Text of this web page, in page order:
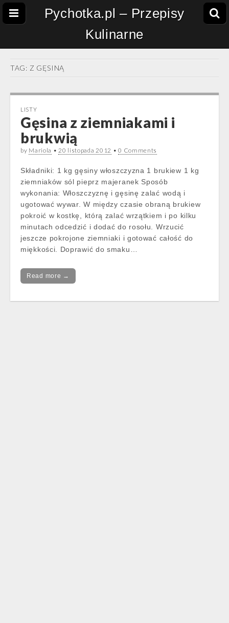
Pychotka.pl – Przepisy
Kulinarne
TAG: Z GĘSINĄ
LISTY
Gęsina z ziemniakami i
brukwią
by Mariola •20 listopada 2012 •0 Comments
Składniki: 1 kg gęsiny włoszczyzna 1 brukiew 1 kg
ziemniaków sól pieprz majeranek Sposób
wykonania: Włoszczyznę i gęsinę zalać wodą i
ugotować wywar. W między czasie obraną brukiew
pokroić w kostkę, którą zalać wrzątkiem i po kilku
minutach odcedzić i dodać do rosołu. Wrzucić
jeszcze pokrojone ziemniaki i gotować całość do
miękkości. Doprawić do smaku…
Read more →